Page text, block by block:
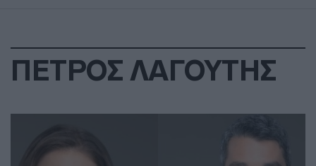
ΠΕΤΡΟΣ ΛΑΓΟΥΤΗΣ